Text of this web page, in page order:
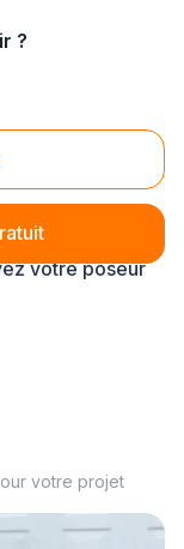
?
votre poseur
votre projet